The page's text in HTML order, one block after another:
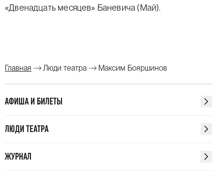
«Двенадцать месяцев» Баневича (Май).
Главная Люди театра Максим Бояршинов
АФИША И БИЛЕТЫ
ЛЮДИ ТЕАТРА
ЖУРНАЛ